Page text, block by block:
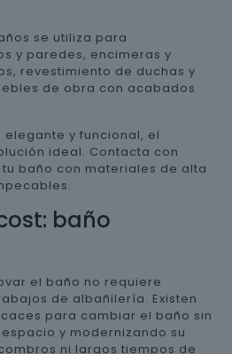
se utiliza para
y paredes, encimeras y
revestimiento de duchas y
de obra con acabados
elegante y funcional, el
ideal. Contacta con
baño con materiales de alta
baño
el baño no requiere
de albañilería. Existen
para cambiar el baño sin
y modernizando su
ni largos tiempos de